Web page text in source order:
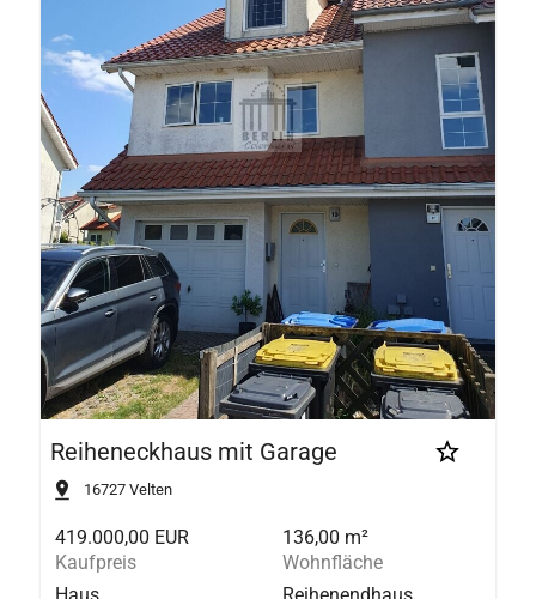
Reiheneckhaus mit Garage
16727 Velten
419.000,00 EUR
Kaufpreis
136,00 m²
Wohnfläche